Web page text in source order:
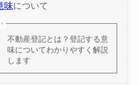
味について
不動産登記とは？登記する意
味についてわかりやすく解説
します